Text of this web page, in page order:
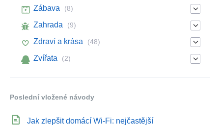
Zábava (8)
Zahrada (9)
Zdraví a krása (48)
Zvířata (2)
Poslední vložené návody
Jak zlepšit domácí Wi‑Fi: nejčastější